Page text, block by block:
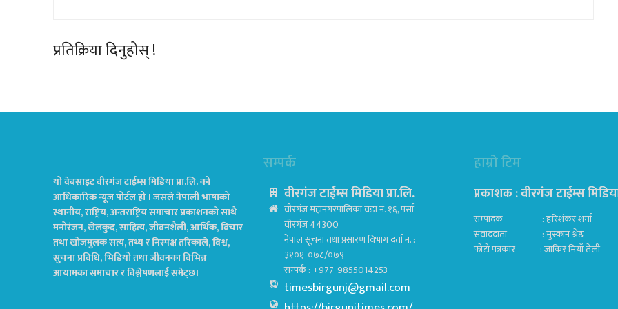
प्रतिक्रिया दिनुहोस् !
यो वेबसाइट वीरगंज टाईम्स मिडिया प्रा.लि. को
आधिकारिक न्यूज पोर्टल हो । जसले नेपाली भाषाको
स्थानीय, राष्ट्रिय, अन्तराष्ट्रिय समाचार प्रकाशनको साथै
मनोरंजन, खेलकुद, साहित्य, जीवनशैली, आर्थिक, बिचार
तथा खोजमुलक सत्य, तथ्य र निस्पक्ष तरिकाले, विश्व,
सुचना प्रविधि, भिडियो तथा जीवनका विभिन्न
आयामका समाचार र विश्लेषणलाई समेट्छ।
सम्पर्क
वीरगंज टाईम्स मिडिया प्रा.लि.
वीरगंज महानगरपालिका वडा नं. १६, पर्सा
वीरगंज 44300
नेपाल सूचना तथा प्रसारण विभाग दर्ता नं. :
३१०१-०७८/०७९
सम्पर्क : +977-9855014253
timesbirgunj@gmail.com
हाम्रो टिम
प्रकाशक : वीरगंज टाईम्स
सम्पादक : हरिशंकर शर्मा
संवाददाता : मुस्कान श्रेष्ठ
फोटो पत्रकार : जाकिर मियाँ तेली